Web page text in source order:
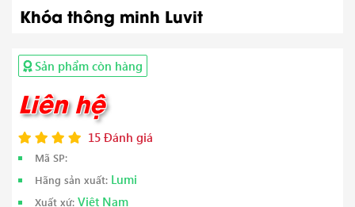
Khóa thông minh Luvit
Sản phẩm còn hàng
Liên hệ
15 Đánh giá
Mã SP:
Hãng sản xuất: Lumi
Xuất xứ: Việt Nam